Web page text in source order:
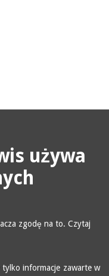
używa
zgodę na to. Czytaj
informacje zawarte w